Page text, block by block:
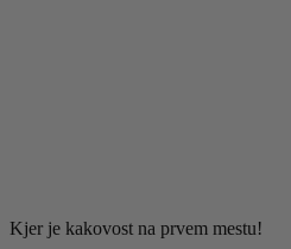
Kjer je kakovost na prvem mestu!